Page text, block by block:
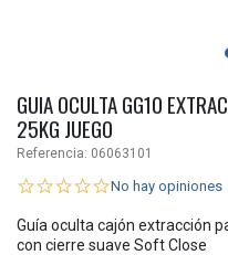
GUIA OCULTA GG10
25KG JUEGO
Referencia: 06063101
No hay opiniones
Guía oculta cajón extracción
con cierre suave Soft Close